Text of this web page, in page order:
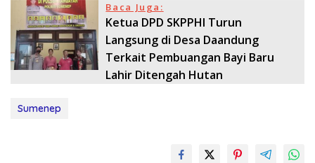
Baca Juga:
Ketua DPD SKPPHI Turun
Langsung di Desa Daandung
Terkait Pembuangan Bayi Baru
Lahir Ditengah Hutan
Sumenep